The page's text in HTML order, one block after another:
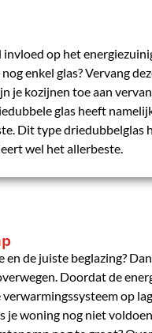
invloed op het
enkel glas? Vervang
je kozijnen toe aan
glas heeft
Dit type driedubbelglas
wel het allerbeste.
de juiste beglazing?
Doordat de
op
je woning nog niet